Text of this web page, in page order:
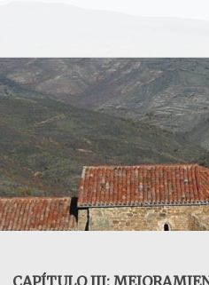
CAPÍTULO III: